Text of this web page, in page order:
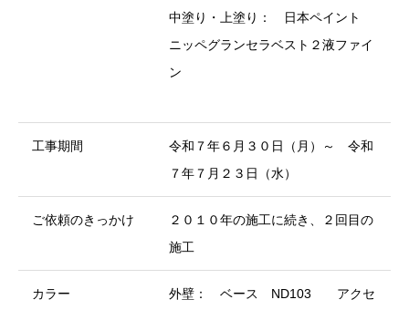
中塗り・上塗り： 日本ペイント
ニッペグランセラベスト２液ファイ
ン
工事期間
令和７年６月３０日（月）～ 令和
７年７月２３日（水）
ご依頼のきっかけ
２０１０年の施工に続き、２回目の
施工
カラー
外壁： ベース ND103 アクセ